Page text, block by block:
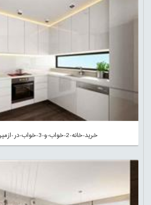
خرید-خانه-2-خواب-و-3-خواب-در-ازمیر-1-4